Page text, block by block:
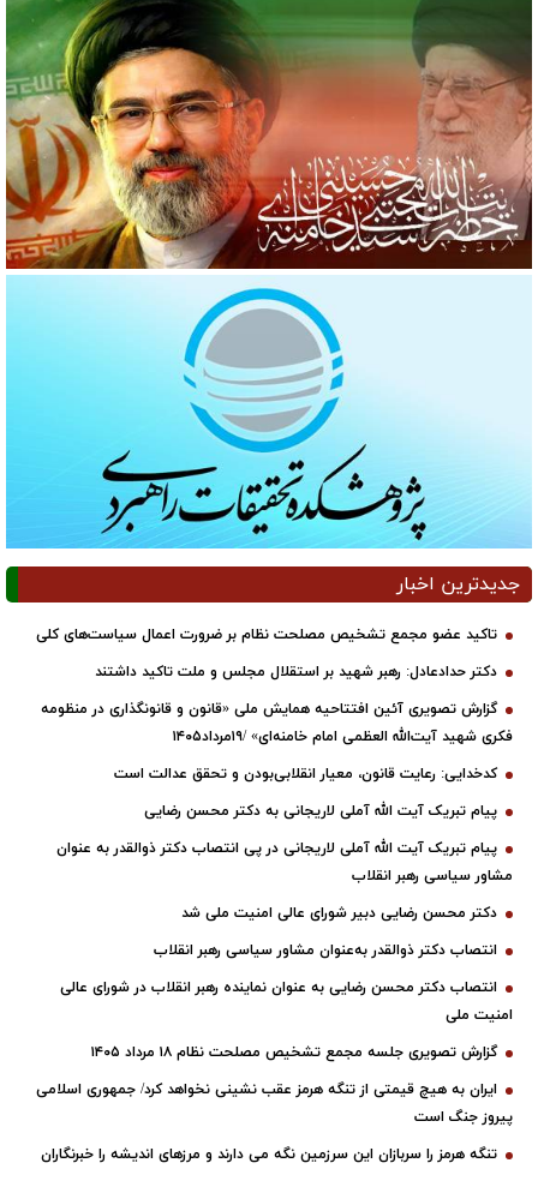
جدیدترین اخبار
تاکید عضو مجمع تشخیص مصلحت نظام بر ضرورت اعمال سیاست‌های کلی
دکتر حدادعادل: رهبر شهید بر استقلال مجلس و ملت تاکید داشتند
گزارش تصویری آئین افتتاحیه همایش ملی «قانون و قانونگذاری در منظومه
فکری شهید آیت‌الله العظمی امام خامنه‌ای» /۱۹مرداد۱۴۰۵
کدخدایی: رعایت قانون، معیار انقلابی‌بودن و تحقق عدالت است
پیام تبریک آیت الله آملی لاریجانی به دکتر محسن رضایی
پیام تبریک آیت الله آملی لاریجانی در پی انتصاب دکتر ذوالقدر به عنوان
مشاور سیاسی رهبر انقلاب
دکتر محسن رضایی دبیر شورای عالی امنیت ملی شد
انتصاب دکتر ذوالقدر به‌عنوان مشاور سیاسی رهبر انقلاب
انتصاب دکتر محسن رضایی به عنوان نماینده رهبر انقلاب در شورای عالی
امنیت ملی
گزارش تصویری جلسه مجمع تشخیص مصلحت نظام ۱۸ مرداد ۱۴۰۵
ایران به هیچ قیمتی از تنگه هرمز عقب نشینی نخواهد کرد/ جمهوری اسلامی
پیروز جنگ است
تنگه هرمز را سربازان این سرزمین نگه می دارند و مرزهای اندیشه را خبرنگاران